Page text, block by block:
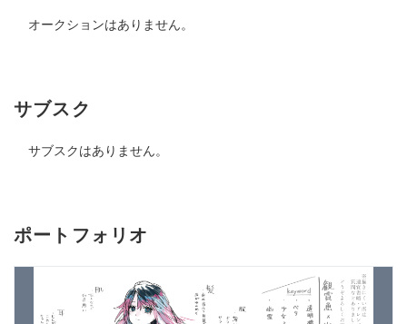
オークションはありません。
サブスク
サブスクはありません。
ポートフォリオ